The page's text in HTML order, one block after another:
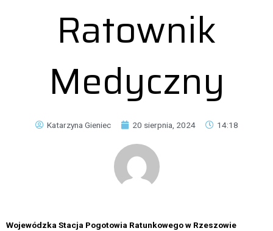
Ratownik
Medyczny
Katarzyna Gieniec 20 sierpnia, 2024 14:18
Wojewódzka Stacja Pogotowia Ratunkowego w Rzeszowie